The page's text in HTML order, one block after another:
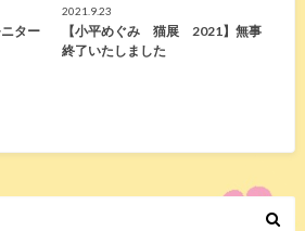
ター
2021.9.23
【小平めぐみ 猫展 2021】無事
終了いたしました